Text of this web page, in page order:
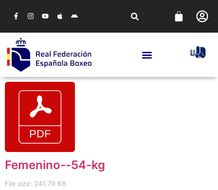
Femenino--54-kg
File size: 241.79 KB